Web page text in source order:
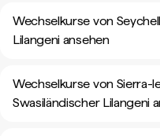
Wechselkurse von
Lilangeni ansehen
Wechselkurse von Sierra-
Swasiländischer Lilangeni